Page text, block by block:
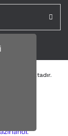
korunmaktadır.
ile